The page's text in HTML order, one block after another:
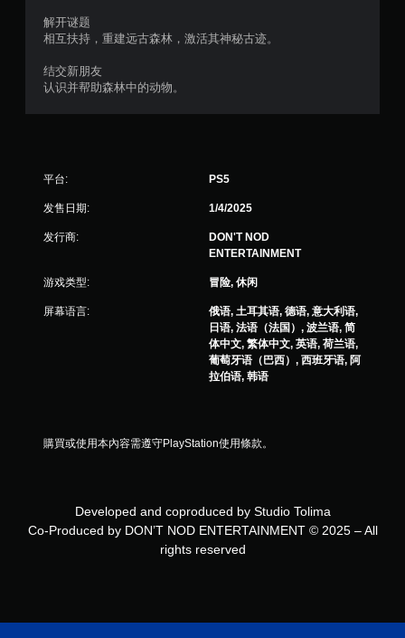
解开谜题
相互扶持，重建远古森林，激活其神秘古迹。
结交新朋友
认识并帮助森林中的动物。
平台: PS5
发售日期: 1/4/2025
发行商:
DON'T NOD
ENTERTAINMENT
游戏类型: 冒险, 休闲
屏幕语言:
俄语, 土耳其语, 德语, 意大利语,
日语, 法语（法国）, 波兰语, 简
体中文, 繁体中文, 英语, 荷兰语,
葡萄牙语（巴西）, 西班牙语, 阿
拉伯语, 韩语
購買或使用本內容需遵守PlayStation使用條款。
Developed and coproduced by Studio Tolima
Co-Produced by DON’T NOD ENTERTAINMENT © 2025 – All
rights reserved